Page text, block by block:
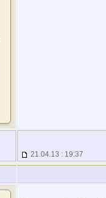
21.04.13 : 19:37